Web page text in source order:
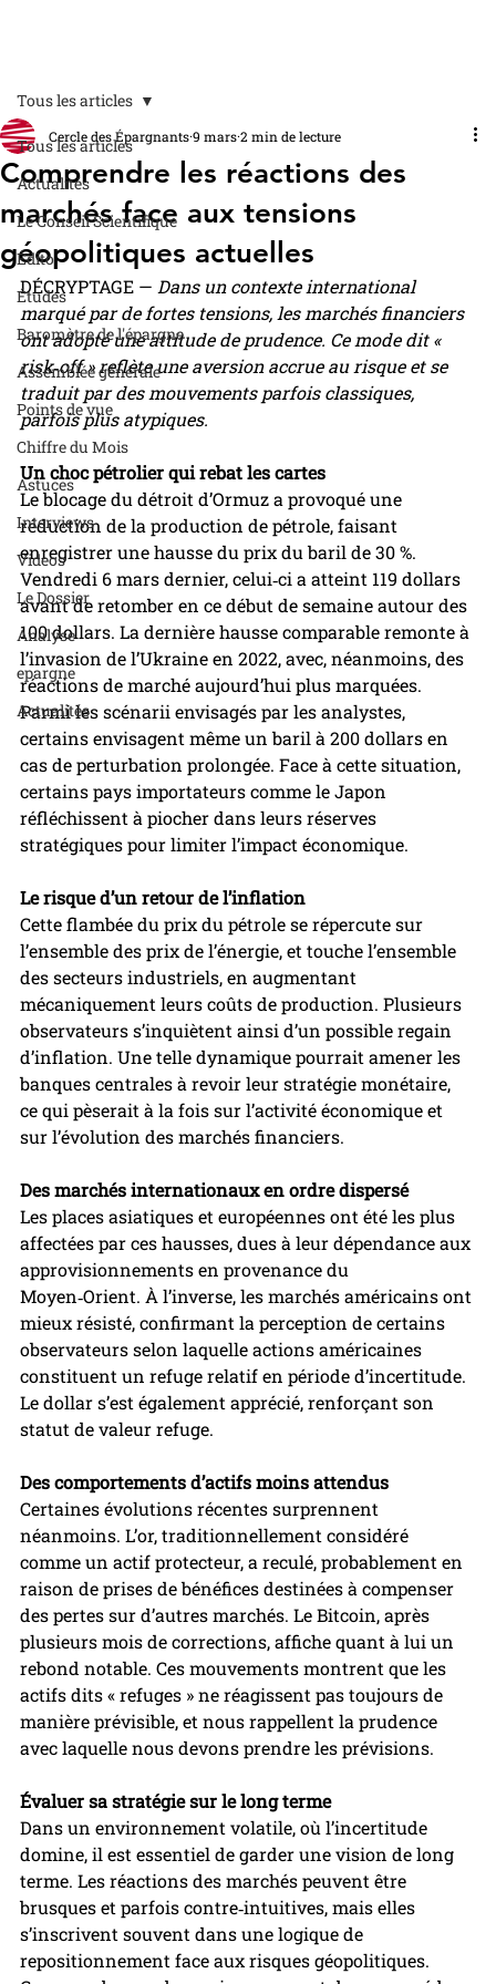
Tous les articles
Actualités
Le Conseil Scientifique
Édito
Études
Baromètre de l'épargne
Assemblée générale
Points de vue
Chiffre du Mois
Astuces
Interviews
Videos
Le Dossier
Analyse
epargne
Actualités
Tous les articles
Comprendre les réactions des
marchés face aux tensions
géopolitiques actuelles
Cercle des Épargnants9 mars2 min de lecture
DÉCRYPTAGE — Dans un contexte international
marqué par de fortes tensions, les marchés financiers
ont adopté une attitude de prudence. Ce mode dit «
risk‑off » reflète une aversion accrue au risque et se
traduit par des mouvements parfois classiques,
parfois plus atypiques.
Un choc pétrolier qui rebat les cartes
Le blocage du détroit d’Ormuz a provoqué une
réduction de la production de pétrole, faisant
enregistrer une hausse du prix du baril de 30 %.
Vendredi 6 mars dernier, celui‑ci a atteint 119 dollars
avant de retomber en ce début de semaine autour des
100 dollars. La dernière hausse comparable remonte à
l’invasion de l’Ukraine en 2022, avec, néanmoins, des
réactions de marché aujourd’hui plus marquées.
Parmi les scénarii envisagés par les analystes,
certains envisagent même un baril à 200 dollars en
cas de perturbation prolongée. Face à cette situation,
certains pays importateurs comme le Japon
réfléchissent à piocher dans leurs réserves
stratégiques pour limiter l’impact économique.
Le risque d’un retour de l’inflation
Cette flambée du prix du pétrole se répercute sur
l’ensemble des prix de l’énergie, et touche l’ensemble
des secteurs industriels, en augmentant
mécaniquement leurs coûts de production. Plusieurs
observateurs s’inquiètent ainsi d’un possible regain
d’inflation. Une telle dynamique pourrait amener les
banques centrales à revoir leur stratégie monétaire,
ce qui pèserait à la fois sur l’activité économique et
sur l’évolution des marchés financiers.
Des marchés internationaux en ordre dispersé
Les places asiatiques et européennes ont été les plus
affectées par ces hausses, dues à leur dépendance aux
approvisionnements en provenance du
Moyen‑Orient. À l’inverse, les marchés américains ont
mieux résisté, confirmant la perception de certains
observateurs selon laquelle actions américaines
constituent un refuge relatif en période d’incertitude.
Le dollar s’est également apprécié, renforçant son
statut de valeur refuge.
Des comportements d’actifs moins attendus
Certaines évolutions récentes surprennent
néanmoins. L’or, traditionnellement considéré
comme un actif protecteur, a reculé, probablement en
raison de prises de bénéfices destinées à compenser
des pertes sur d’autres marchés. Le Bitcoin, après
plusieurs mois de corrections, affiche quant à lui un
rebond notable. Ces mouvements montrent que les
actifs dits « refuges » ne réagissent pas toujours de
manière prévisible, et nous rappellent la prudence
avec laquelle nous devons prendre les prévisions.
Évaluer sa stratégie sur le long terme
Dans un environnement volatile, où l’incertitude
domine, il est essentiel de garder une vision de long
terme. Les réactions des marchés peuvent être
brusques et parfois contre‑intuitives, mais elles
s’inscrivent souvent dans une logique de
repositionnement face aux risques géopolitiques.